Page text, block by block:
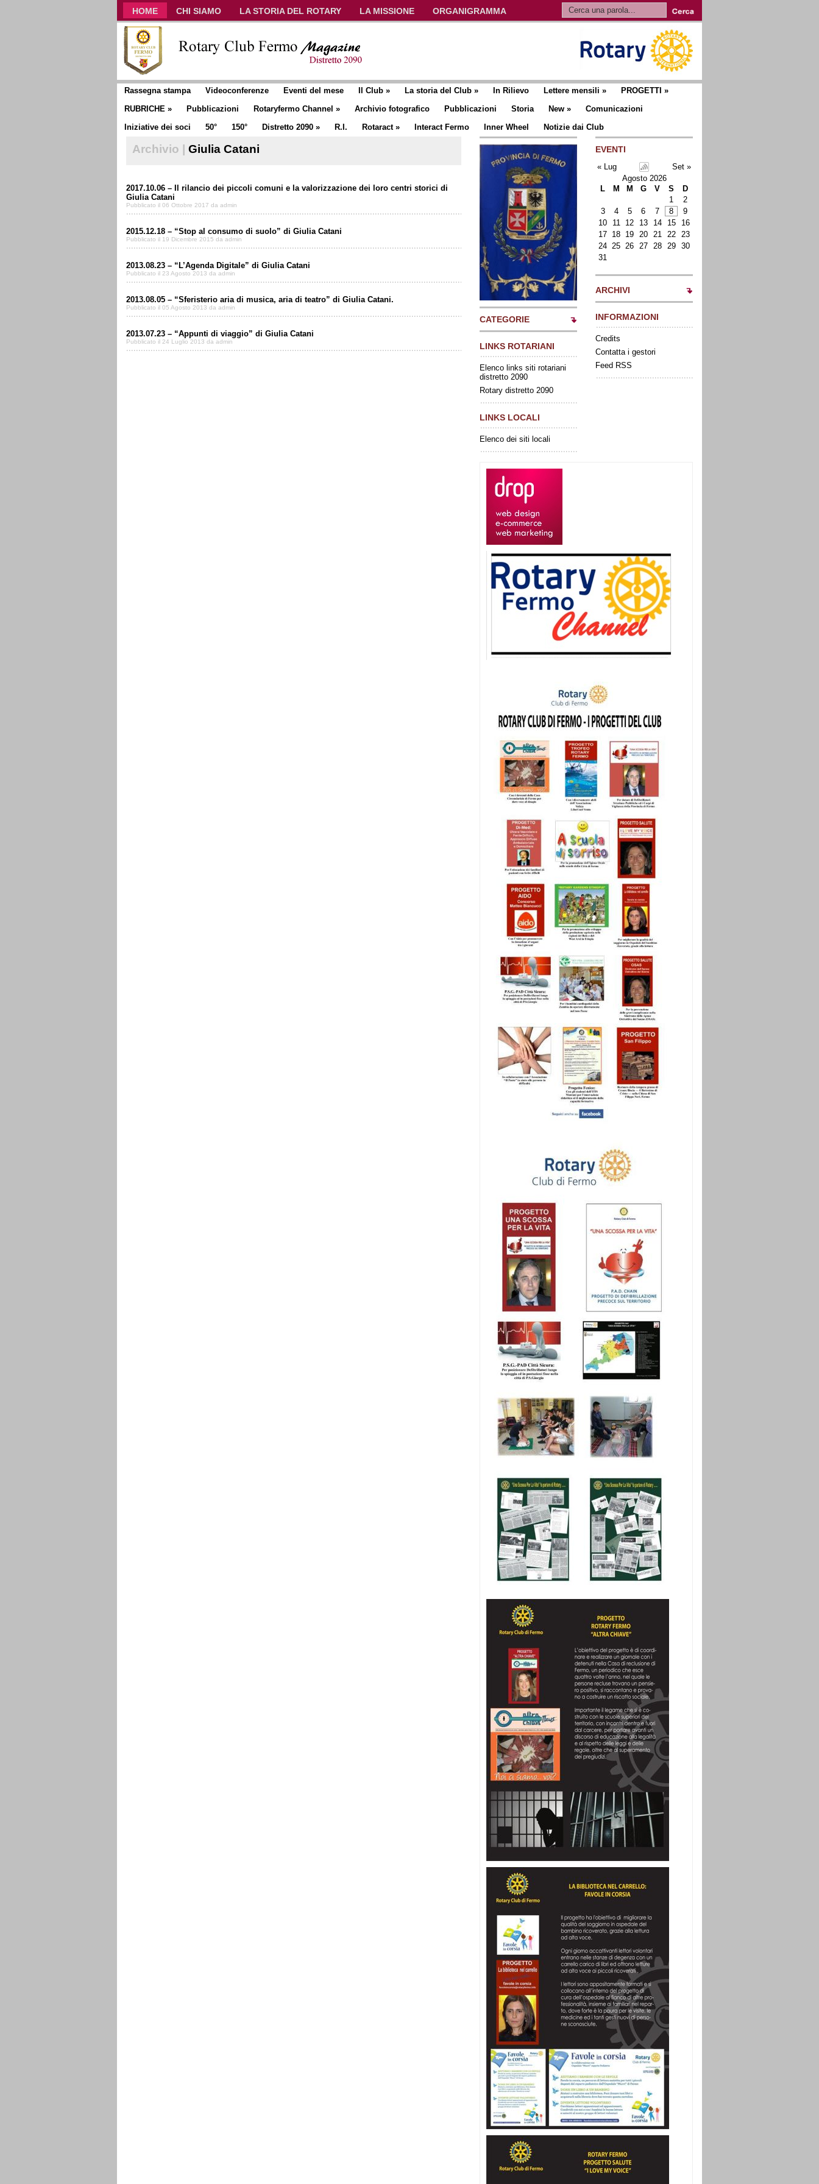
HOME CHI SIAMO LA STORIA DEL ROTARY LA MISSIONE
ORGANIGRAMMA
CLUB COMMUNICATOR
Rassegna stampa Videoconferenze Eventi del mese Il Club » La storia del Club » In Rilievo Lettere mensili » PROGETTI »
RUBRICHE » Pubblicazioni Rotaryfermo Channel » Archivio fotografico Pubblicazioni Storia New »
Comunicazioni
Iniziative dei soci
50° 150° Distretto 2090 » R.I. Rotaract» Interact Fermo Inner Wheel Notizie dai Club
Archivio | Giulia Catani
2017.10.06 – Il rilancio dei piccoli comuni e la valorizzazione dei loro centri storici di
Giulia Catani
Pubblicato il 06 Ottobre 2017 da admin
2015.12.18 – “Stop al consumo di suolo” di Giulia Catani
Pubblicato il 19 Dicembre 2015 da admin
2013.08.23 – “L’Agenda Digitale” di Giulia Catani
Pubblicato il 23 Agosto 2013 da admin
2013.08.05 – “Sferisterio aria di musica, aria di teatro” di Giulia Catani.
Pubblicato il 05 Agosto 2013 da admin
2013.07.23 – “Appunti di viaggio” di Giulia Catani
Pubblicato il 24 Luglio 2013 da admin
CATEGORIE
LINKS ROTARIANI
Elenco links siti rotariani
distretto 2090
Rotary distretto 2090
LINKS LOCALI
Elenco dei siti locali
EVENTI
« Lug
Set »
Agosto 2026
L
M M G V S
D
1
2
3
4 5 6 7 8
9
10
11 12 13 14 15
16
17 18 19 20 21 22
23
24 25 26 27 28 29
30
31
ARCHIVI
INFORMAZIONI
Credits
Contatta i gestori
Feed RSS